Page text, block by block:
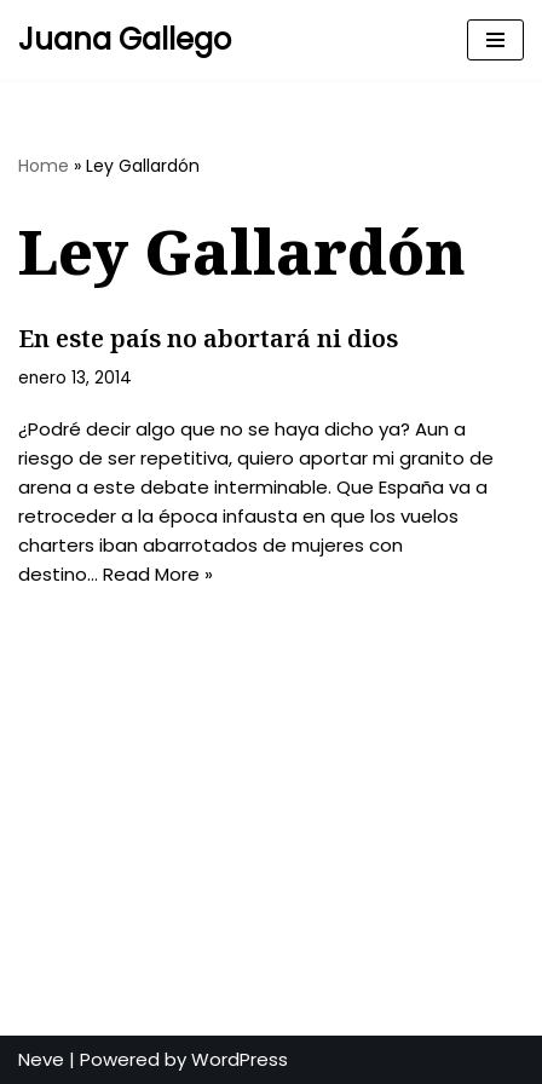
Juana Gallego
Home » Ley Gallardón
Ley Gallardón
En este país no abortará ni dios
enero 13, 2014
¿Podré decir algo que no se haya dicho ya? Aun a
riesgo de ser repetitiva, quiero aportar mi granito de
arena a este debate interminable. Que España va a
retroceder a la época infausta en que los vuelos
charters iban abarrotados de mujeres con
destino… Read More »
Neve | Powered byWordPress